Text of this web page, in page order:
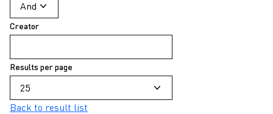
Creator
Results per page
Back to result list